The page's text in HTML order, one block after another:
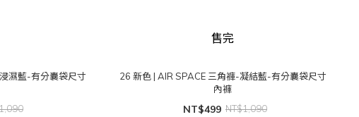
濕藍-有分囊袋尺寸
售完
26 新色 | AIR SPACE 三角褲-凝結藍-有分囊袋尺寸
內褲
NT$499 NT$1,090